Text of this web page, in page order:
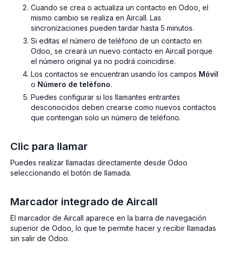
Cuando se crea o actualiza un contacto en Odoo, el
mismo cambio se realiza en Aircall. Las
sincronizaciones pueden tardar hasta 5 minutos.
Si editas el número de teléfono de un contacto en
Odoo, se creará un nuevo contacto en Aircall porque
el número original ya no podrá coincidirse.
Los contactos se encuentran usando los campos Móvil
o Número de teléfono.
Puedes configurar si los llamantes entrantes
desconocidos deben crearse como nuevos contactos
que contengan solo un número de teléfono.
Clic para llamar
Puedes realizar llamadas directamente desde Odoo
seleccionando el botón de llamada.
Marcador integrado de Aircall
El marcador de Aircall aparece en la barra de navegación
superior de Odoo, lo que te permite hacer y recibir llamadas
sin salir de Odoo.